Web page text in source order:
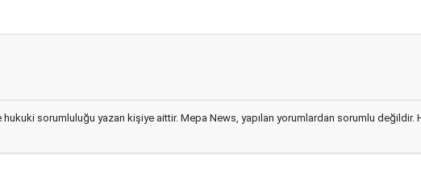
hukuki sorumluluğu yazan kişiye aittir. Mepa News, yapılan yorumlardan sorumlu değildir.